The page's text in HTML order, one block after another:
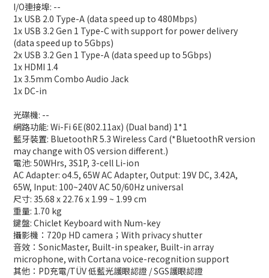
I/O連接埠: --
1x USB 2.0 Type-A (data speed up to 480Mbps)
1x USB 3.2 Gen 1 Type-C with support for power delivery
(data speed up to 5Gbps)
2x USB 3.2 Gen 1 Type-A (data speed up to 5Gbps)
1x HDMI 1.4
1x 3.5mm Combo Audio Jack
1x DC-in
光碟機: --
網路功能: Wi-Fi 6E(802.11ax) (Dual band) 1*1
藍牙裝置: BluetoothR 5.3 Wireless Card (*BluetoothR version
may change with OS version different.)
電池: 50WHrs, 3S1P, 3-cell Li-ion
AC Adapter: o4.5, 65W AC Adapter, Output: 19V DC, 3.42A,
65W, Input: 100~240V AC 50/60Hz universal
尺寸: 35.68 x 22.76 x 1.99 ~ 1.99 cm
重量: 1.70 kg
鍵盤: Chiclet Keyboard with Num-key
攝影機：720p HD camera；With privacy shutter
音效：SonicMaster, Built-in speaker, Built-in array
microphone, with Cortana voice-recognition support
其他： PD充電/TÜV 低藍光護眼認證 / SGS護眼認證